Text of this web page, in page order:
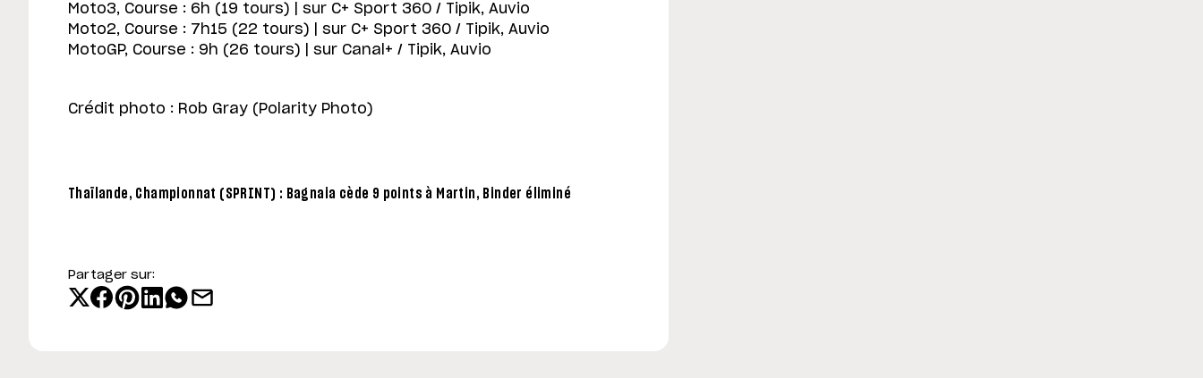
Moto3, Course : 6h (19 tours) | sur C+ Sport 360 / Tipik, Auvio
Moto2, Course : 7h15 (22 tours) | sur C+ Sport 360 / Tipik, Auvio
MotoGP, Course : 9h (26 tours) | sur Canal+ / Tipik, Auvio
Crédit photo : Rob Gray (Polarity Photo)
Thaïlande, Championnat (SPRINT) : Bagnaia cède 9 points à Martin, Binder éliminé
Partager sur: